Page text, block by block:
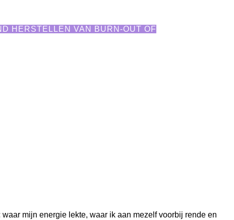
HERSTELLEN VAN BURN-OUT OF
mijn energie lekte, waar ik aan mezelf voorbij rende en